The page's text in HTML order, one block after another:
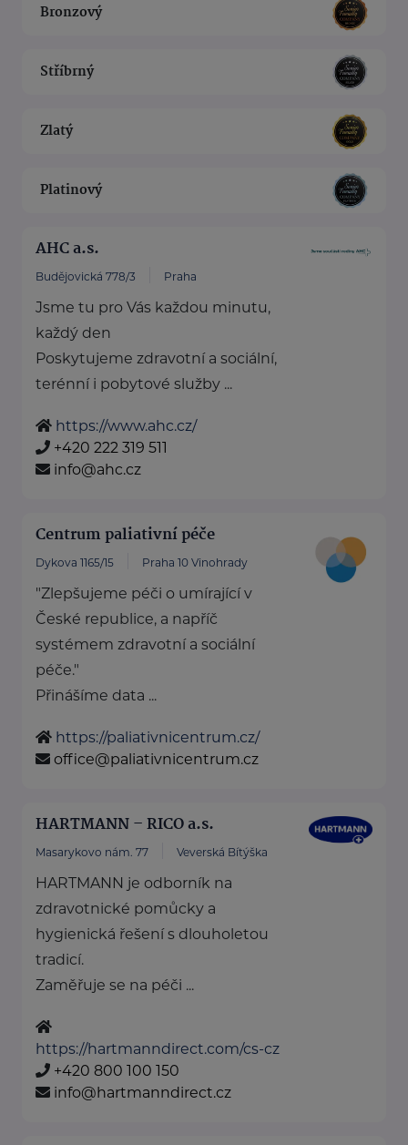
Bronzový
Stříbrný
Zlatý
Platinový
AHC a.s.
Budějovická 778/3 Praha
Jsme tu pro Vás každou minutu,
každý den
Poskytujeme zdravotní a sociální,
terénní i pobytové služby ...
https://www.ahc.cz/
+420 222 319 511
info@ahc.cz
Centrum paliativní péče
Dykova 1165/15 Praha 10 Vinohrady
"Zlepšujeme péči o umírající v
České republice, a napříč
systémem zdravotní a sociální
péče."
Přinášíme data ...
https://paliativnicentrum.cz/
office@paliativnicentrum.cz
HARTMANN – RICO a.s.
Masarykovo nám. 77 Veverská Bítýška
HARTMANN je odborník na
zdravotnické pomůcky a
hygienická řešení s dlouholetou
tradicí.
Zaměřuje se na péči ...
https://hartmanndirect.com/cs-cz
+420 800 100 150
info@hartmanndirect.cz